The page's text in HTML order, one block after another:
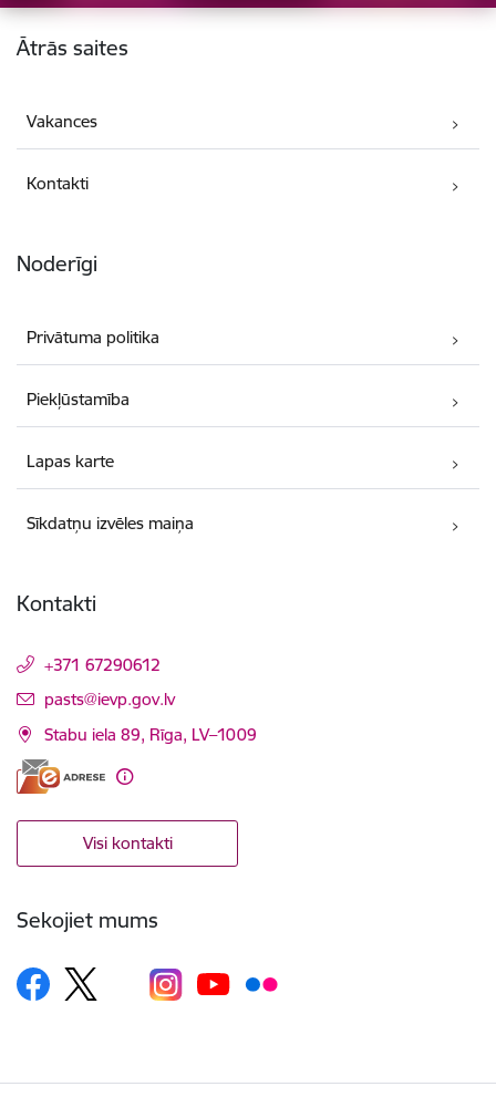
Kājene
Ātrās saites
Vakances
Kontakti
Noderīgi
Privātuma politika
Piekļūstamība
Lapas karte
Sīkdatņu izvēles maiņa
Kontakti
+371 67290612
E-pasts:
pasts@ievp.gov.lv
Stabu iela 89, Rīga, LV–1009
Visi kontakti
Sekojiet mums